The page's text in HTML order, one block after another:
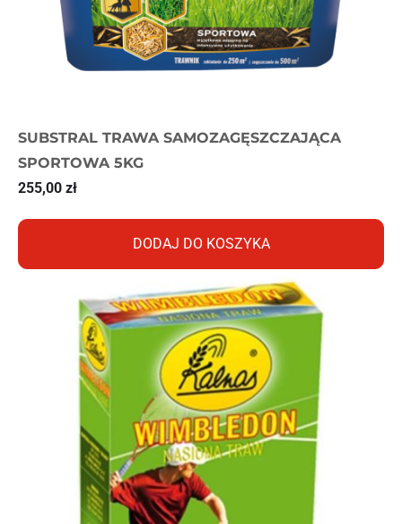
SUBSTRAL TRAWA SAMOZAGĘSZCZAJĄCA
SPORTOWA 5KG
255,00 zł
DODAJ DO KOSZYKA